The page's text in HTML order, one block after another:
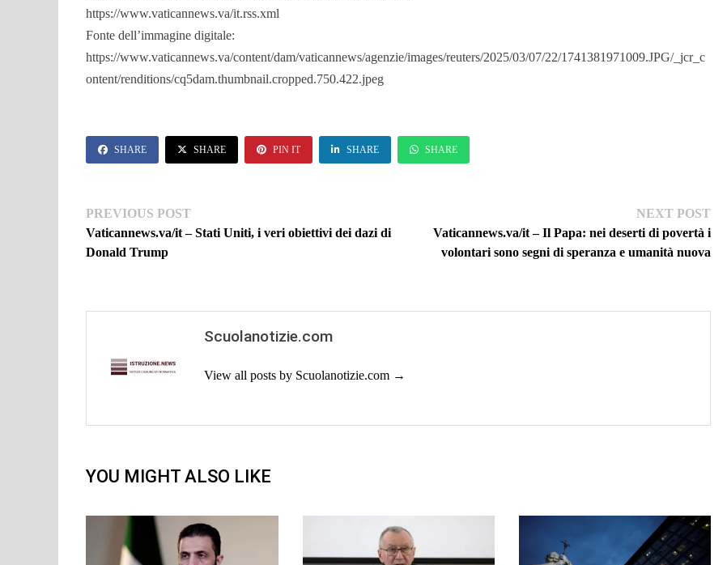
https://www.vaticannews.va/it.rss.xml
Fonte dell’immagine digitale:
https://www.vaticannews.va/content/dam/vaticannews/agenzie/images/reuters/2025/03/07/22/1741381971009.JPG/_jcr_c
ontent/renditions/cq5dam.thumbnail.cropped.750.422.jpeg
SHARE SHARE PIN IT SHARE SHARE
Navigazione
articoli
PREVIOUS POSTPrevious
post:
Vaticannews.va/it – Stati Uniti, i veri obiettivi dei dazi di
Donald Trump
NEXT POSTNext
post:
Vaticannews.va/it – Il Papa: nei deserti di povertà i
volontari sono segni di speranza e umanità nuova
Scuolanotizie.com
View all posts by Scuolanotizie.com →
YOU MIGHT ALSO LIKE